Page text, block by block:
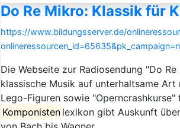
Do Re Mikro: Klassik für
https://www.bildungsserver.de/
Die Webseite zur Radiosendung "Do
klassische Musik auf unterhaltsame
Lego-Figuren sowie
Komponisten lexikon gibt Auskunft